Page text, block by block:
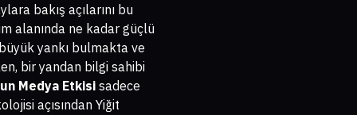
bakış açılarını bu
alanında ne kadar güçlü
yankı bulmakta ve
bir yandan bilgi sahibi
Medya Etkisi sadece
açısından Yiğit